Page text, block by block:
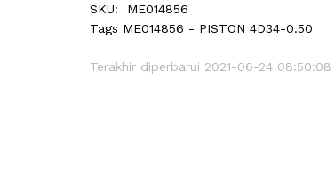
SKU:
ME014856
Tags ME014856 - PISTON 4D34-0.50
Terakhir diperbarui 2021-06-24 08:50:08